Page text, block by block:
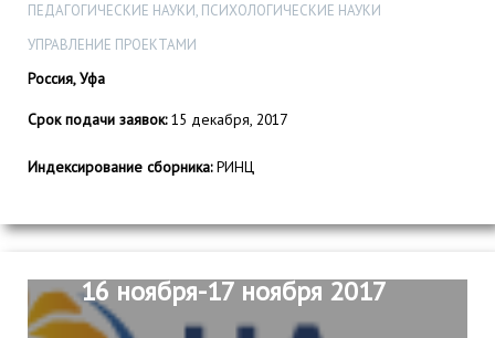
ПЕДАГОГИЧЕСКИЕ НАУКИ, ПСИХОЛОГИЧЕСКИЕ НАУКИ
УПРАВЛЕНИЕ ПРОЕКТАМИ
Россия, Уфа
Срок подачи заявок:15 декабря, 2017
Индексирование сборника:РИНЦ
16 ноября-17 ноября 2017